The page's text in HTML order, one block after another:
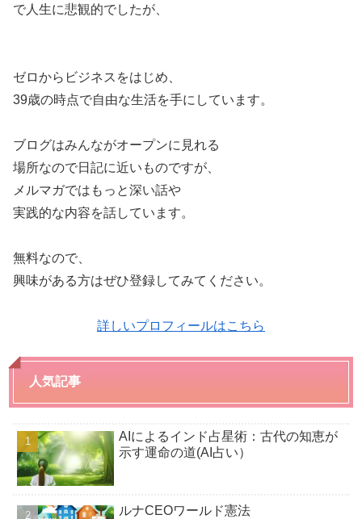
で人生に悲観的でしたが、
ゼロからビジネスをはじめ、
39歳の時点で自由な生活を手にしています。
ブログはみんながオープンに見れる
場所なので日記に近いものですが、
メルマガではもっと深い話や
実践的な内容を話しています。
無料なので、
興味がある方はぜひ登録してみてください。
詳しいプロフィールはこちら
人気記事
AIによるインド占星術：古代の知恵が
示す運命の道(AI占い）
ルナCEOワールド憲法